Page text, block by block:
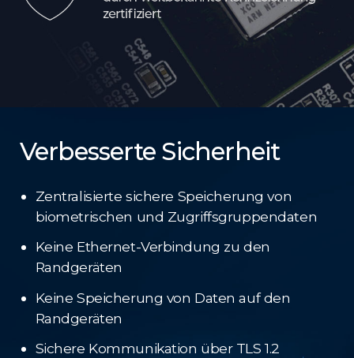
Verbesserte Sicherheit
Zentralisierte sichere Speicherung von
biometrischen und Zugriffsgruppendaten
Keine Ethernet-Verbindung zu den
Randgeräten
Keine Speicherung von Daten auf den
Randgeräten
Sichere Kommunikation über TLS 1.2